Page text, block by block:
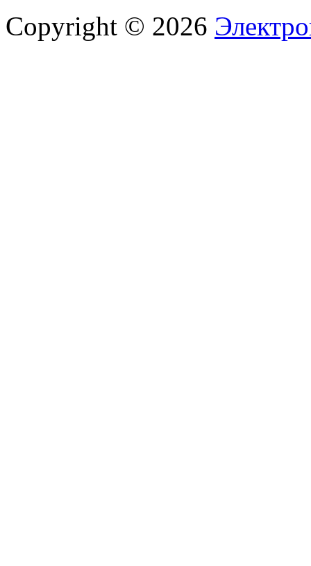
Copyright © 2026